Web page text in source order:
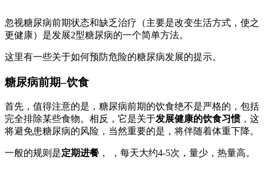
忽视糖尿病前期状态和缺乏治疗（主要是改变生活方式，使之
更健康）是发展2型糖尿病的一个简单方法。
这里有一些关于如何预防危险的糖尿病发展的提示。
糖尿病前期–饮食
首先，值得注意的是，糖尿病前期的饮食绝不是严格的，包括
完全排除某些食物。相反，它是关于发展健康的饮食习惯，这
将避免患糖尿病的风险，当然重要的是，将伴随着体重下降。
一般的规则是定期进餐 ， ，每天大约4-5次，量少，热量高。